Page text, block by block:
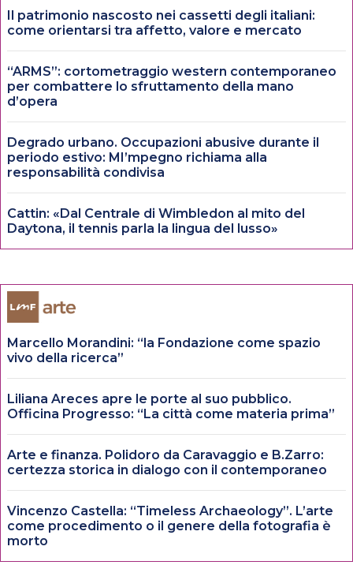
Il patrimonio nascosto nei cassetti degli italiani:
come orientarsi tra affetto, valore e mercato
“ARMS”: cortometraggio western contemporaneo
per combattere lo sfruttamento della mano
d’opera
Degrado urbano. Occupazioni abusive durante il
periodo estivo: MI’mpegno richiama alla
responsabilità condivisa
Cattin: «Dal Centrale di Wimbledon al mito del
Daytona, il tennis parla la lingua del lusso»
Marcello Morandini: “la Fondazione come spazio
vivo della ricerca”
Liliana Areces apre le porte al suo pubblico.
Officina Progresso: “La città come materia prima”
Arte e finanza. Polidoro da Caravaggio e B.Zarro:
certezza storica in dialogo con il contemporaneo
Vincenzo Castella: “Timeless Archaeology”. L’arte
come procedimento o il genere della fotografia è
morto